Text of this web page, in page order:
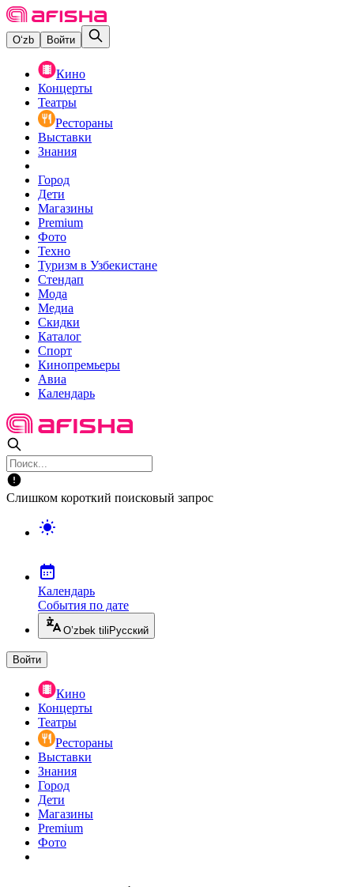
O‘zb Войти
Кино
Концерты
Театры
Рестораны
Выставки
Знания
Город
Дети
Магазины
Premium
Фото
Техно
Туризм в Узбекистане
Стендап
Мода
Медиа
Скидки
Каталог
Спорт
Кинопремьеры
Авиа
Календарь
Слишком короткий поисковый запрос
Календарь
События по дате
O’zbek tili Русский
Войти
Кино
Концерты
Театры
Рестораны
Выставки
Знания
Город
Дети
Магазины
Premium
Фото